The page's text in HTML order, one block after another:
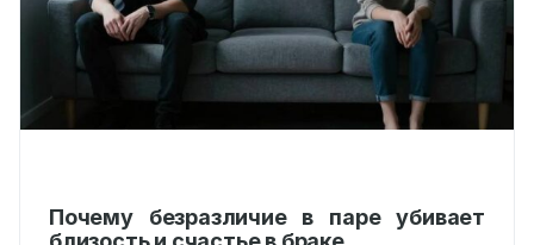
Почему безразличие в паре убивает